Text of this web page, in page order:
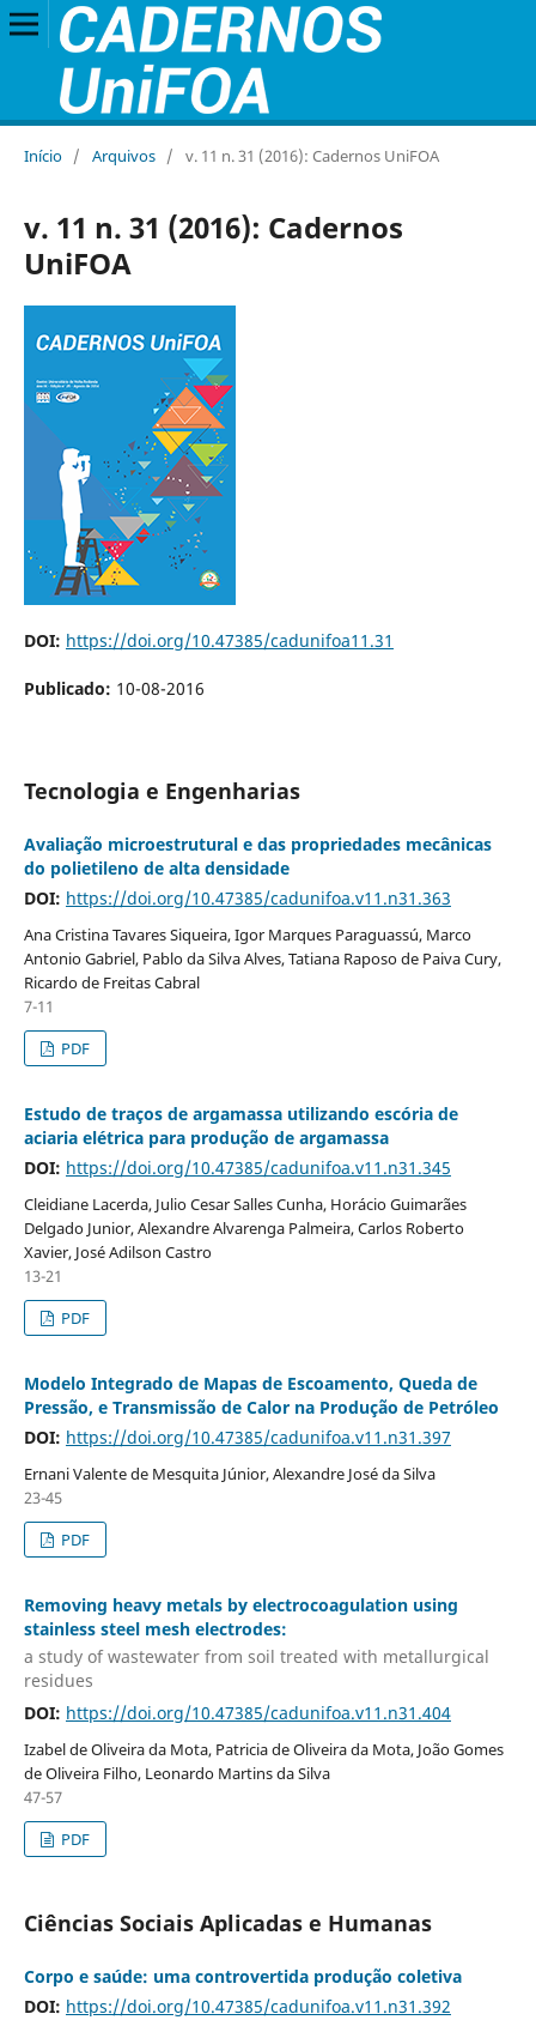
Início / Arquivos / v. 11 n. 31 (2016): Cadernos UniFOA
v. 11 n. 31 (2016): Cadernos
UniFOA
DOI: https://doi.org/10.47385/cadunifoa11.31
Publicado: 10-08-2016
Tecnologia e Engenharias
Avaliação microestrutural e das propriedades mecânicas
do polietileno de alta densidade
DOI: https://doi.org/10.47385/cadunifoa.v11.n31.363
Ana Cristina Tavares Siqueira, Igor Marques Paraguassú, Marco
Antonio Gabriel, Pablo da Silva Alves, Tatiana Raposo de Paiva Cury,
Ricardo de Freitas Cabral
7-11
PDF
Estudo de traços de argamassa utilizando escória de
aciaria elétrica para produção de argamassa
DOI: https://doi.org/10.47385/cadunifoa.v11.n31.345
Cleidiane Lacerda, Julio Cesar Salles Cunha, Horácio Guimarães
Delgado Junior, Alexandre Alvarenga Palmeira, Carlos Roberto
Xavier, José Adilson Castro
13-21
PDF
Modelo Integrado de Mapas de Escoamento, Queda de
Pressão, e Transmissão de Calor na Produção de Petróleo
DOI: https://doi.org/10.47385/cadunifoa.v11.n31.397
Ernani Valente de Mesquita Júnior, Alexandre José da Silva
23-45
PDF
Removing heavy metals by electrocoagulation using
stainless steel mesh electrodes:
a study of wastewater from soil treated with metallurgical
residues
DOI: https://doi.org/10.47385/cadunifoa.v11.n31.404
Izabel de Oliveira da Mota, Patricia de Oliveira da Mota, João Gomes
de Oliveira Filho, Leonardo Martins da Silva
47-57
PDF
Ciências Sociais Aplicadas e Humanas
Corpo e saúde: uma controvertida produção coletiva
DOI: https://doi.org/10.47385/cadunifoa.v11.n31.392